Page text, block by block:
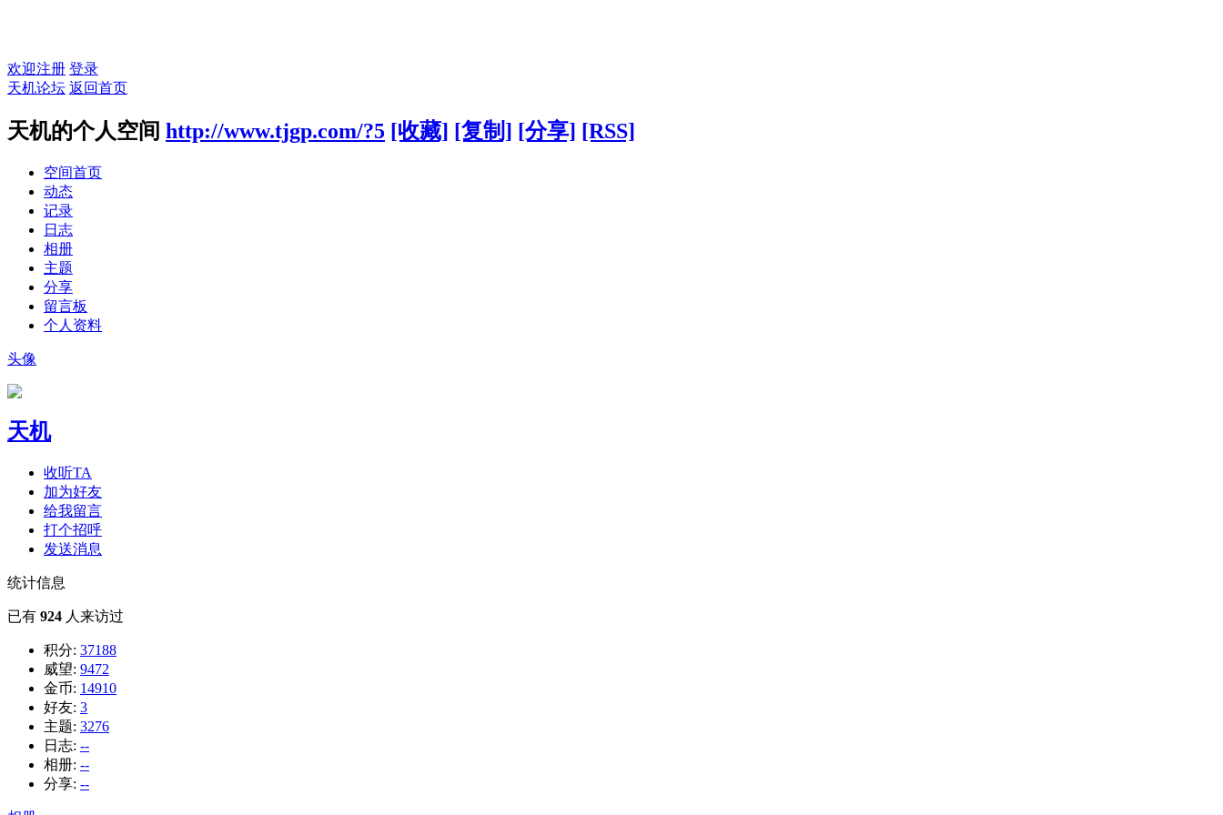
欢迎注册 登录
天机论坛 返回首页
天机的个人空间 http://www.tjgp.com/?5 [收藏] [复制] [分享] [RSS]
空间首页
动态
记录
日志
相册
主题
分享
留言板
个人资料
头像
天机
收听TA
加为好友
给我留言
打个招呼
发送消息
统计信息
已有 924 人来访过
积分: 37188
威望: 9472
金币: 14910
好友: 3
主题: 3276
日志: --
相册: --
分享: --